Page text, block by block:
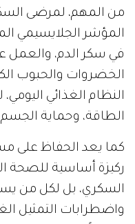
من المهم، لمرضى
المؤشر الجلايسيمي
في سكر الدم، والعمل
الخضروات والحبوب
النظام الغذائي
الطاقة، وحماية
كما يعد الحفاظ على
ركيزة أساسية للصحة
السكري، بل لكل من
واضطرابات التمثيل